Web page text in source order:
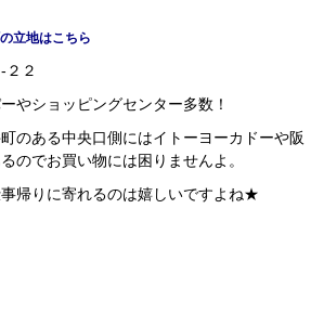
立地はこちら
２２
やショッピングセンター多数！
のある中央口側にはイトーヨーカドーや阪
のでお買い物には困りませんよ。
帰りに寄れるのは嬉しいですよね★